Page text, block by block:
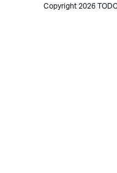
Copyright 2026